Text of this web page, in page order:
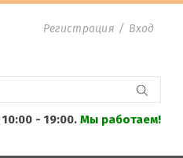
Регистрация / Вход
- 19:00. Мы работаем!